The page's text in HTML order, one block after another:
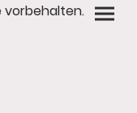
vorbehalten.